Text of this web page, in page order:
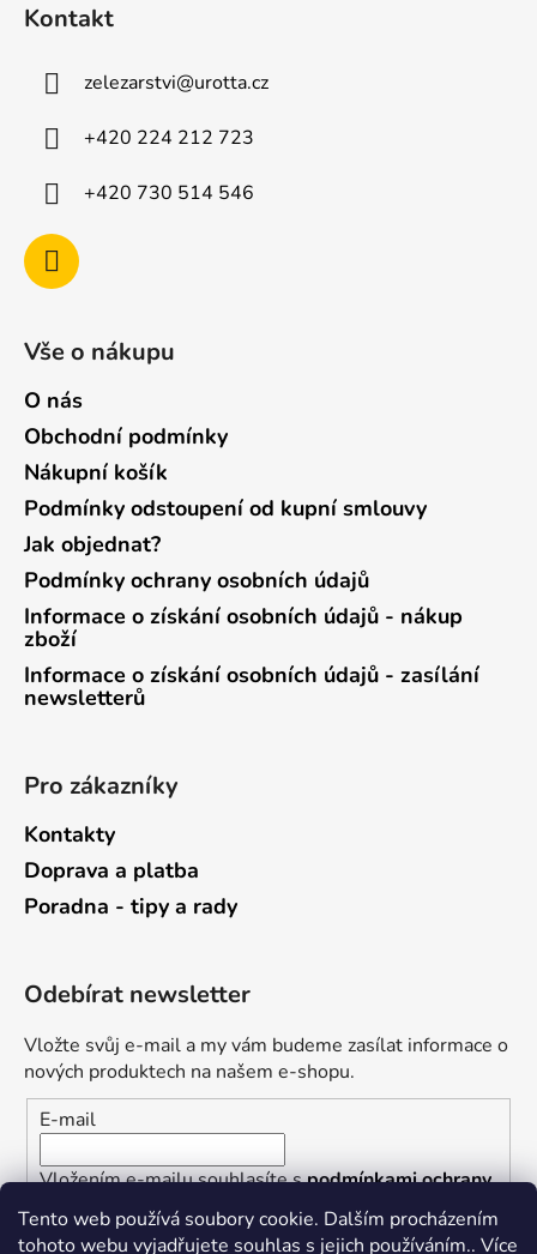
Tento web používá soubory cookie. Dalším procházením
tohoto webu vyjadřujete souhlas s jejich používáním.. Více
Kontakt
zelezarstvi@urotta.cz
+420 224 212 723
+420 730 514 546
Vše o nákupu
O nás
Obchodní podmínky
Nákupní košík
Podmínky odstoupení od kupní smlouvy
Jak objednat?
Podmínky ochrany osobních údajů
Informace o získání osobních údajů - nákup
zboží
Informace o získání osobních údajů - zasílání
newsletterů
Pro zákazníky
Kontakty
Doprava a platba
Poradna - tipy a rady
Odebírat newsletter
Vložte svůj e-mail a my vám budeme zasílat informace o
nových produktech na našem e-shopu.
E-mail
Vložením e-mailu souhlasíte spodmínkami ochrany
osobních údajů